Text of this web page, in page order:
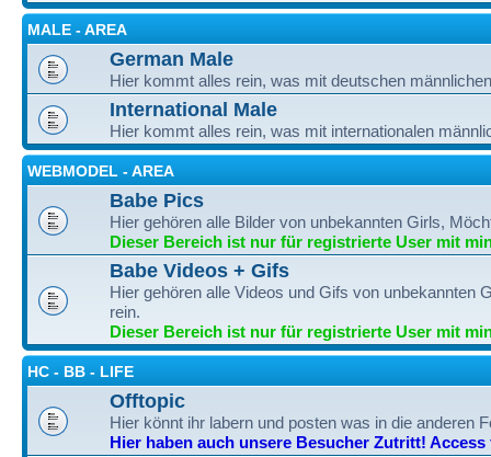
MALE - AREA
German Male
Hier kommt alles rein, was mit deutschen
International Male
Hier kommt alles rein, was mit internationalen
WEBMODEL - AREA
Babe Pics
Hier gehören alle Bilder von unbekannten Girls,
Dieser Bereich ist nur für registrierte User mit
Babe Videos + Gifs
Hier gehören alle Videos und Gifs von unbekannten
rein.
Dieser Bereich ist nur für registrierte User mit
HC - BB - LIFE
Offtopic
Hier könnt ihr labern und posten was in die anderen
Hier haben auch unsere Besucher Zutritt!